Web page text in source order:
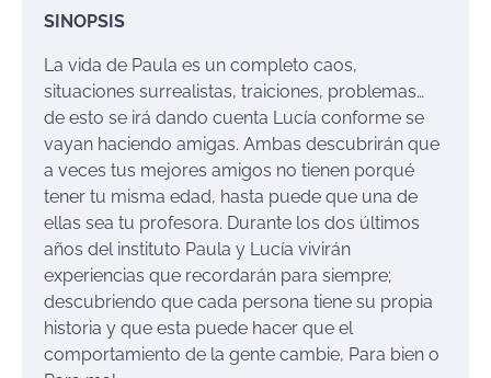
SINOPSIS
La vida de Paula es un completo caos,
situaciones surrealistas, traiciones, problemas…
de esto se irá dando cuenta Lucía conforme se
vayan haciendo amigas. Ambas descubrirán que
a veces tus mejores amigos no tienen porqué
tener tu misma edad, hasta puede que una de
ellas sea tu profesora. Durante los dos últimos
años del instituto Paula y Lucía vivirán
experiencias que recordarán para siempre;
descubriendo que cada persona tiene su propia
historia y que esta puede hacer que el
comportamiento de la gente cambie, Para bien o